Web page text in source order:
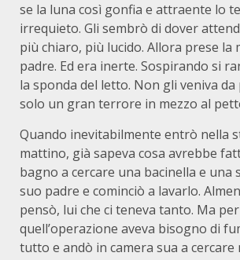
se la luna così gonfia e attraente lo
irrequieto. Gli sembrò di dover
più chiaro, più lucido. Allora prese la
padre. Ed era inerte. Sospirando si
la sponda del letto. Non gli veniva da
solo un gran terrore in mezzo al
Quando inevitabilmente entrò nella
mattino, già sapeva cosa avrebbe
bagno a cercare una bacinella e una
suo padre e cominciò a lavarlo.
pensò, lui che ci teneva tanto. Ma
quell’operazione aveva bisogno di
tutto e andò in camera sua a cercare